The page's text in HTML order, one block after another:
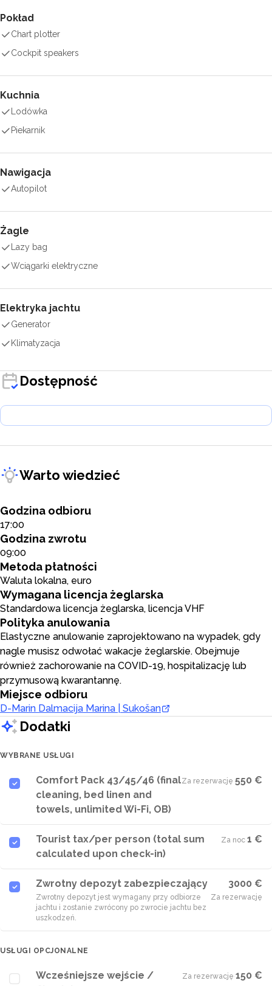
Pokład
Chart plotter
Cockpit speakers
Kuchnia
Lodówka
Piekarnik
Nawigacja
Autopilot
Żagle
Lazy bag
Wciągarki elektryczne
Elektryka jachtu
Generator
Klimatyzacja
Dostępność
Warto wiedzieć
Godzina odbioru
17:00
Godzina zwrotu
09:00
Metoda płatności
Waluta lokalna, euro
Wymagana licencja żeglarska
Standardowa licencja żeglarska, licencja VHF
Polityka anulowania
Elastyczne anulowanie zaprojektowano na wypadek, gdy
nagle musisz odwołać wakacje żeglarskie. Obejmuje
również zachorowanie na COVID-19, hospitalizację lub
przymusową kwarantannę.
Miejsce odbioru
D-Marin Dalmacija Marina | Sukošan
Dodatki
WYBRANE USŁUGI
Comfort Pack 43/45/46 (final
cleaning, bed linen and
towels, unlimited Wi-Fi, OB)
Za rezerwację·550 €
Tourist tax/per person (total sum
calculated upon check-in)
Za noc·1 €
Zwrotny depozyt zabezpieczający
Zwrotny depozyt jest wymagany przy odbiorze
jachtu i zostanie zwrócony po zwrocie jachtu bez
uszkodzeń.
3000 €
Za rezerwację
USŁUGI OPCJONALNE
Wcześniejsze wejście /
Za rezerwację·150 €